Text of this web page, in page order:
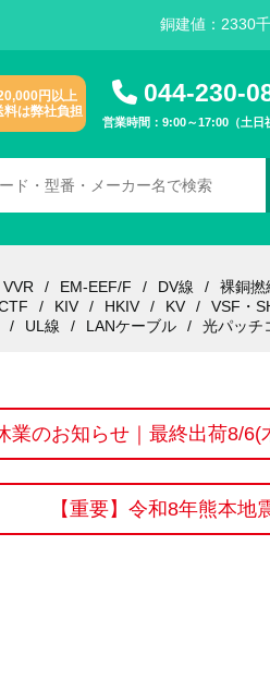
銅建値： 2330
円以上
料は弊社負担
044-230-
営業時間：9:00～17:00（土日
VVR EM-EEF/F DV線 裸銅撚
KIV HKIV KV VSF・
UL線
LANケーブル 光パッチ
業のお知らせ｜最終出荷8/
【重要】令和8年熊本